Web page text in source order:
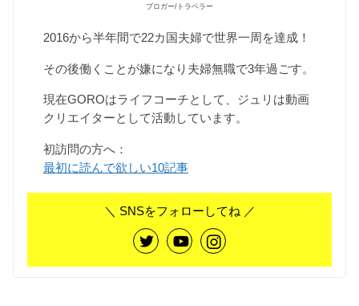
ブロガー/トラベラー
2016から半年間で22カ国夫婦で世界一周を達成！
その後働くことが嫌になり夫婦無職で3年過ごす。
現在GOROはライフコーチとして、ジュリは動画
クリエイターとして活動しています。
初訪問の方へ：
最初に読んで欲しい10記事
＼ SNSをフォローしてね ／